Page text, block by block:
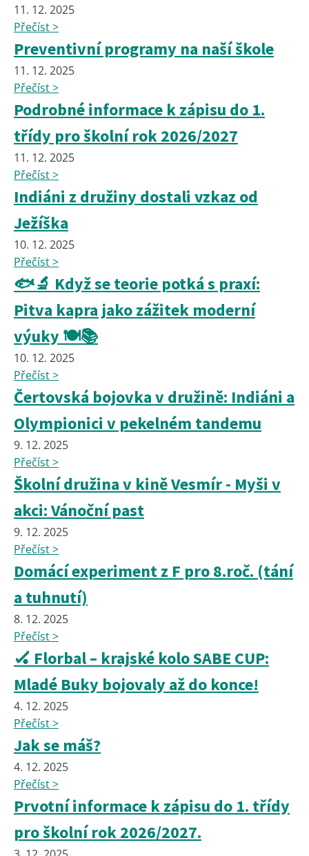
11. 12. 2025
Přečíst >
Preventivní programy na naší škole
11. 12. 2025
Přečíst >
Podrobné informace k zápisu do 1.
třídy pro školní rok 2026/2027
11. 12. 2025
Přečíst >
Indiáni z družiny dostali vzkaz od
Ježíška
10. 12. 2025
Přečíst >
🐟🔬 Když se teorie potká s praxí:
Pitva kapra jako zážitek moderní
výuky 🍽️📚
10. 12. 2025
Přečíst >
Čertovská bojovka v družině: Indiáni a
Olympionici v pekelném tandemu
9. 12. 2025
Přečíst >
Školní družina v kině Vesmír - Myši v
akci: Vánoční past
9. 12. 2025
Přečíst >
Domácí experiment z F pro 8.roč. (tání
a tuhnutí)
8. 12. 2025
Přečíst >
🏑 Florbal – krajské kolo SABE CUP:
Mladé Buky bojovaly až do konce!
4. 12. 2025
Přečíst >
Jak se máš?
4. 12. 2025
Přečíst >
Prvotní informace k zápisu do 1. třídy
pro školní rok 2026/2027.